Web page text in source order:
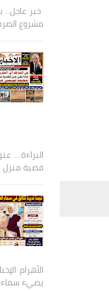
خبر عاجل..
مشروع الصرف الصحي
البراءة...
قضية منزل
الأهرام
يضيء سماء